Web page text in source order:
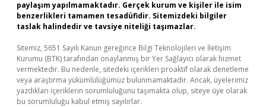
paylaşım yapılmamaktadır. Gerçek kurum ve kişiler ile isim
benzerlikleri tamamen tesadüfidir. Sitemizdeki bilgiler
taslak halindedir ve tavsiye niteliği taşımazlar.
Sitemiz, 5651 Sayılı Kanun gereğince Bilgi Teknolojileri ve İletişim
Kurumu (BTK) tarafından onaylanmış bir Yer Sağlayıcı olarak hizmet
vermektedir. Bu nedenle, sitedeki içerikleri proaktif olarak denetleme
veya araştırma yükümlülüğümüz bulunmamaktadır. Ancak, üyelerimiz
yazdıkları içeriklerin sorumluluğunu taşımakta olup, siteye üye olarak
bu sorumluluğu kabul etmiş sayılırlar.